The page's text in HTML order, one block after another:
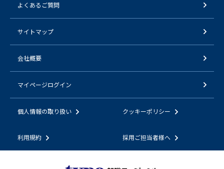
よくあるご質問
サイトマップ
会社概要
マイページログイン
個人情報の取り扱い クッキーポリシー
利用規約 採用ご担当者様へ